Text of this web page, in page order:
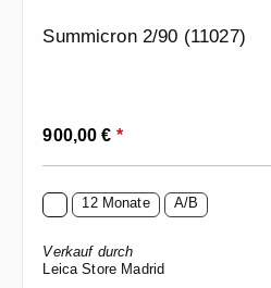
Summicron 2/90 (11027)
Regulärer Preis:
900,00 € *
12 Monate A/B
Verkauf durch
Leica Store Madrid